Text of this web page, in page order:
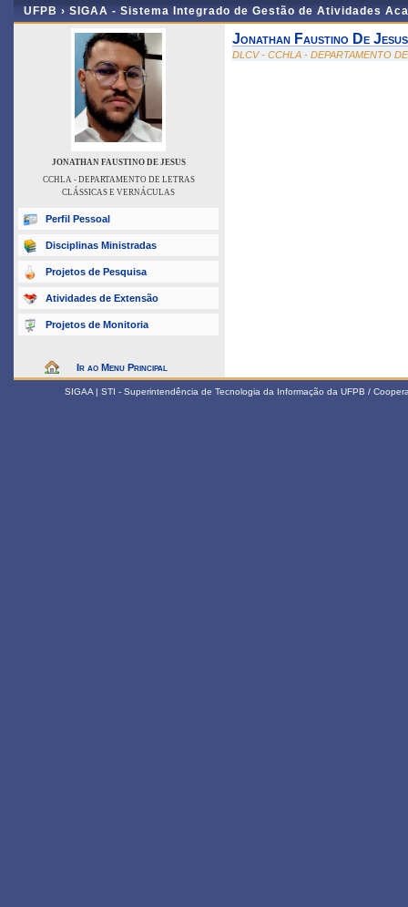
UFPB › SIGAA - Sistema Integrado de Gestão de Atividades
JONATHAN FAUSTINO DE JESUS
CCHLA - DEPARTAMENTO DE LETRAS
CLÁSSICAS E VERNÁCULAS
Perfil Pessoal
Disciplinas Ministradas
Projetos de Pesquisa
Atividades de Extensão
Projetos de Monitoria
Ir ao Menu Principal
Jonathan Faustino De Jesus
DLCV - CCHLA - DEPARTAMENTO
SIGAA | STI - Superintendência de Tecnologia da Informação da UFPB /